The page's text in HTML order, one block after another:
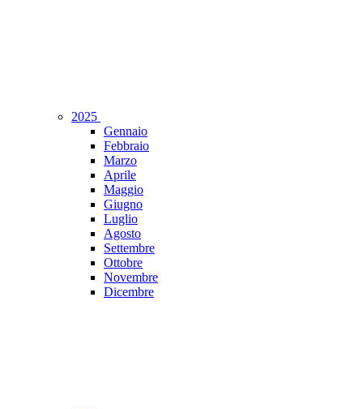
2025
Gennaio
Febbraio
Marzo
Aprile
Maggio
Giugno
Luglio
Agosto
Settembre
Ottobre
Novembre
Dicembre